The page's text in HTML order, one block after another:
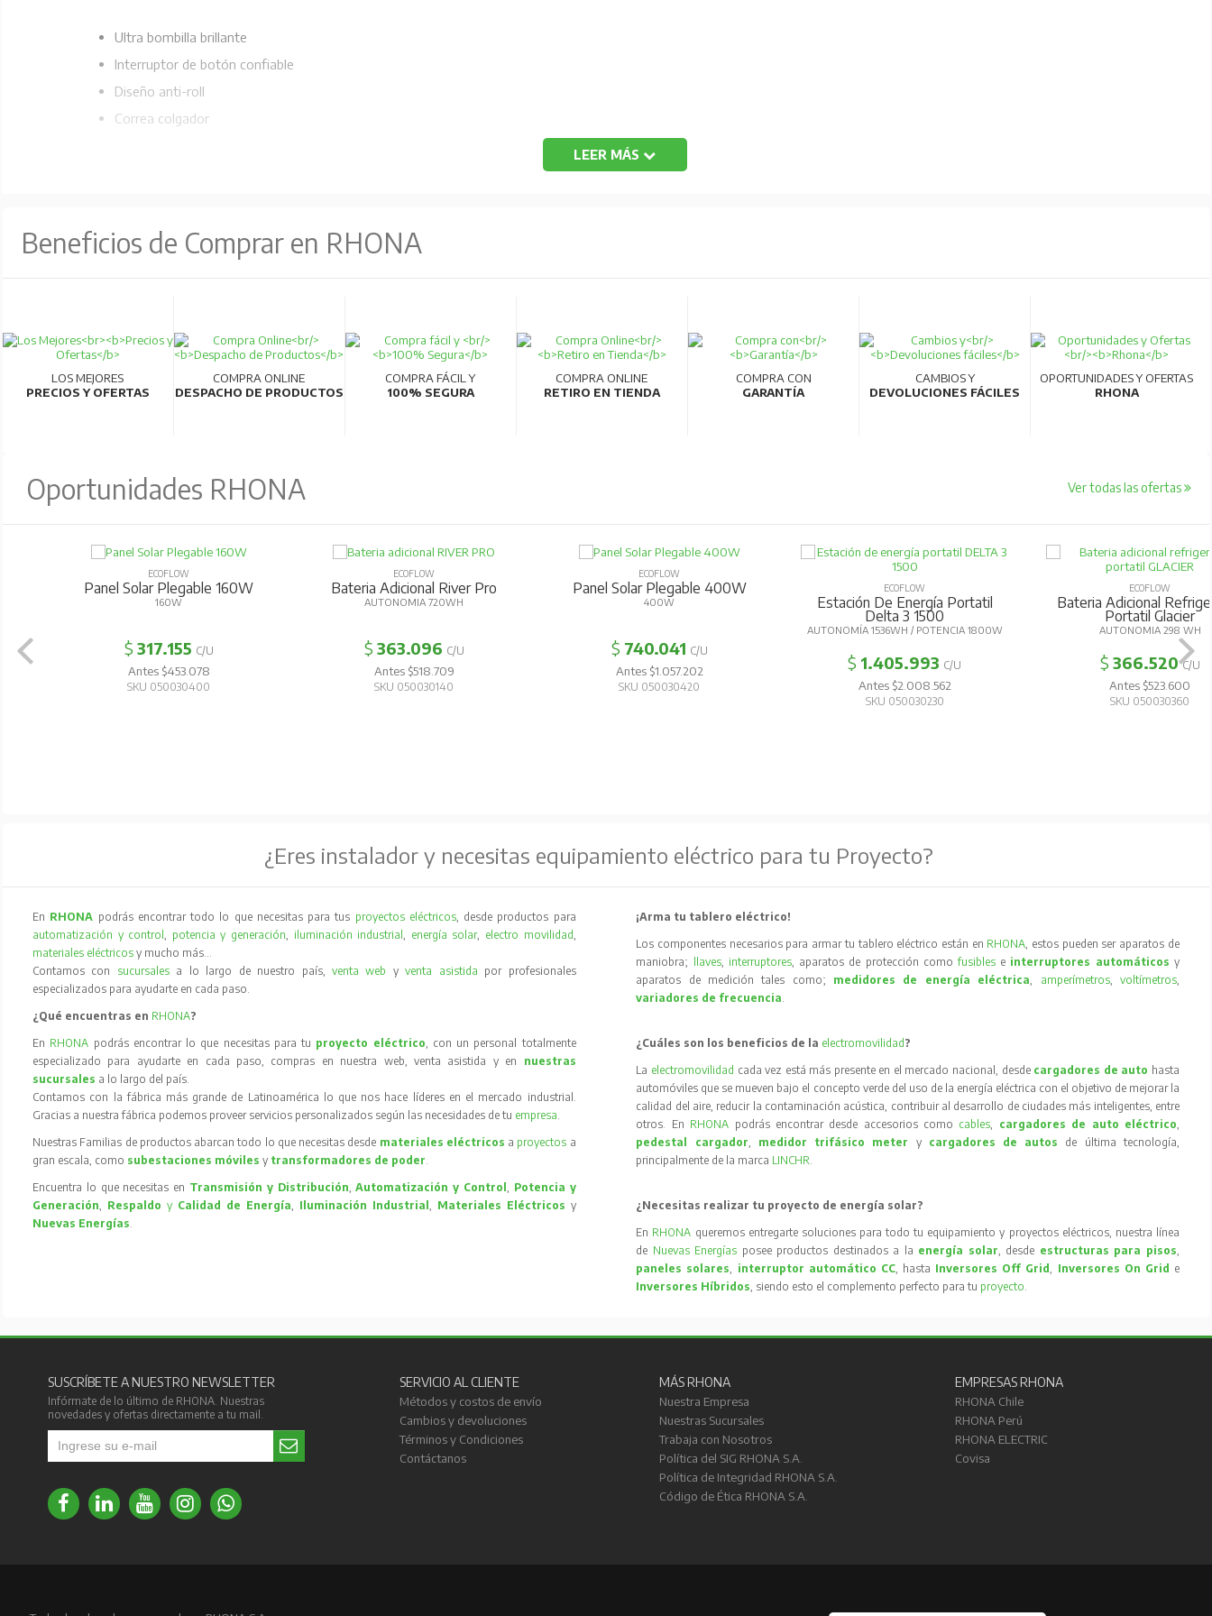
Ultra bombilla brillante
Interruptor de botón confiable
Diseño anti-roll
Correa colgador
LEER MÁS
Beneficios de Comprar en RHONA
LOS MEJORES
PRECIOS Y OFERTAS
COMPRA ONLINE
DESPACHO DE PRODUCTOS
COMPRA FÁCIL Y
100% SEGURA
COMPRA ONLINE
RETIRO EN TIENDA
COMPRA CON
GARANTÍA
CAMBIOS Y
DEVOLUCIONES FÁCILES
OPORTUNIDADES Y OFERTAS
RHONA
Oportunidades RHONA Ver todas las ofertas
ECOFLOW
Panel Solar Plegable 160W
160W
317.155 C/U
Antes $453.078
SKU 050030400
ECOFLOW
Bateria Adicional River Pro
AUTONOMIA 720WH
363.096 C/U
Antes $518.709
SKU 050030140
ECOFLOW
Panel Solar Plegable 400W
400W
740.041 C/U
Antes $1.057.202
SKU 050030420
ECOFLOW
Estación De Energía Portatil
Delta 3 1500
AUTONOMÍA 1536WH / POTENCIA 1800W
1.405.993 C/U
Antes $2.008.562
SKU 050030230
ECOFLOW
Bateria Adicional
Portatil Glacier
AUTONOMIA 298 WH
366.520 C/U
Antes $523.600
SKU 050030360
¿Eres instalador y necesitas equipamiento eléctrico para tu Proyecto?
En RHONA podrás encontrar todo lo que necesitas para tus proyectos eléctricos, desde productos para
automatización y control, potencia y generación, iluminación industrial, energía solar, electro movilidad,
materiales eléctricos y mucho más…
Contamos con sucursales a lo largo de nuestro país, venta web yventa asistida por profesionales
especializados para ayudarte en cada paso.
¿Qué encuentras en RHONA?
En RHONA podrás encontrar lo que necesitas para tu proyecto eléctrico, con un personal totalmente
especializado para ayudarte en cada paso, compras en nuestra web, venta asistida y en nuestras
sucursales a lo largo del país.
Contamos con la fábrica más grande de Latinoamérica lo que nos hace líderes en el mercado industrial.
Gracias a nuestra fábrica podemos proveer servicios personalizados según las necesidades de tu empresa.
Nuestras Familias de productos abarcan todo lo que necesitas desde materiales eléctricos a proyectos a
gran escala, como subestaciones móvilesy transformadores de poder.
Encuentra lo que necesitas en Transmisión y Distribución,Automatización y Control, Potencia y
Generación, Respaldo y Calidad de Energía, Iluminación Industrial , Materiales Eléctricos y
Nuevas Energías.
¡Arma tu tablero eléctrico!
Los componentes necesarios para armar tu tablero eléctrico están en RHONA, estos pueden ser aparatos de
maniobra;
llaves, interruptores, aparatos de protección comofusibles e interruptores automáticos y
aparatos de medición tales como; medidores de energía eléctrica, amperímetros, voltímetros,
variadores de frecuencia.
¿Cuáles son los beneficios de la electromovilidad ?
La electromovilidad cada vez está más presente en el mercado nacional, desde cargadores de auto hasta
automóviles que se mueven bajo el concepto verde del uso de la energía eléctrica con el objetivo de mejorar la
calidad del aire, reducir la contaminación acústica, contribuir al desarrollo de ciudades más inteligentes, entre
otros. En RHONA podrás encontrar desde accesorios como cables, cargadores de auto eléctrico,
pedestal cargador, medidor trifásico meter y cargadores de autos
de última tecnología,
principalmente de la marca LINCHR.
¿Necesitas realizar tu proyecto de energía solar?
En RHONA queremos entregarte soluciones para todo tu equipamiento y proyectos eléctricos, nuestra línea
de Nuevas Energías posee productos destinados a la energía solar, desde estructuras para pisos,
paneles solares, interruptor automático CC, hasta Inversores Off Grid, Inversores On Grid e
Inversores Híbridos, siendo esto el complemento perfecto para tu proyecto.
SUSCRÍBETE A NUESTRO NEWSLETTER
Infórmate de lo último de RHONA. Nuestras
novedades y ofertas directamente a tu mail.
SERVICIO AL CLIENTE
Métodos y costos de envío
Cambios y devoluciones
Términos y Condiciones
Contáctanos
MÁS RHONA
Nuestra Empresa
Nuestras Sucursales
Trabaja con Nosotros
Política del SIG RHONA S.A.
Política de Integridad RHONA S.A.
Código de Ética RHONA S.A.
EMPRESAS RHONA
RHONA Chile
RHONA Perú
RHONA ELECTRIC
Covisa